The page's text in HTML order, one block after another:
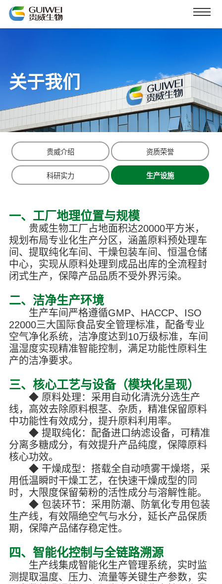
关于我们
贵威介绍 资质荣誉
科研实力 生产设施
一、工厂地理位置与规模
贵威生物工厂占地面积达20000平方米，
规划布局专业化生产分区，涵盖原料预处理车
间、提取纯化车间、干燥包装车间、恒温仓储
中心，实现从原料处理到成品出库的全流程封
闭式生产，保障产品品质不受外界污染。
二、洁净生产环境
生产车间严格遵循GMP、HACCP、ISO
22000三大国际食品安全管理标准，配备专业
空气净化系统，洁净度达到10万级标准，车间
温湿度实现精准智能控制，满足功能性原料生
产的洁净要求。
三、核心工艺与设备（模块化呈现）
◆ 原料处理：采用自动化清洗分选生产
线，高效去除原料根茎、杂质，精准保留原料
中功能性有效成分，提升原料利用率。
◆ 提取纯化：配备进口纳滤设备，可精准
分离多糖成分，有效提升产品纯度，保障原料
核心功效。
◆ 干燥成型：搭载全自动喷雾干燥塔，采
用低温瞬时干燥工艺，在快速干燥成型的同
时，大限度保留菊粉的活性成分与溶解性能。
◆ 包装环节：采用防潮、防氧化专用包装
生产线，有效隔绝空气与水分，延长产品保质
期，保障产品储存稳定性。
四、智能化控制与全链路溯源
生产线集成智能化生产管理系统，实时监
测提取温度、压力、流量等关键生产参数，实